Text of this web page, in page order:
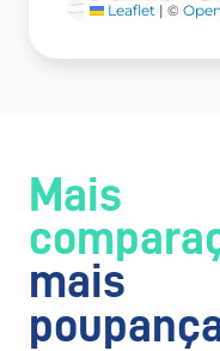
Leaflet | ©
Mais
mais